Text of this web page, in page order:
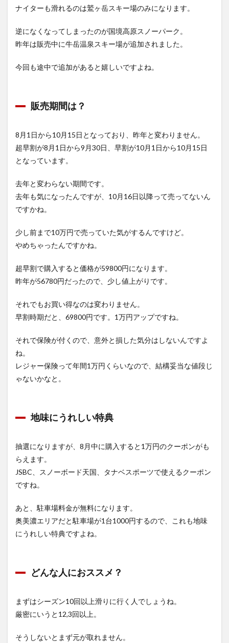
ナイターも滑れるのは鷲ヶ岳スキー場のみになります。
逆になくなってしまったのが国境高原スノーパーク。
昨年は販売中に牛岳温泉スキー場が追加されました。
今回も途中で追加があると嬉しいですよね。
販売期間は？
8月1日から10月15日となっており、昨年と変わりません。
超早割が8月1日から9月30日、早割が10月1日から10月15日
となっています。
去年と変わらない期間です。
去年も気になったんですが、10月16日以降って売ってないん
ですかね。
少し前まで10万円で売っていた気がするんですけど。
やめちゃったんですかね。
超早割で購入すると価格が59800円になります。
昨年が56780円だったので、少し値上がりです。
それでもお買い得なのは変わりません。
早割時期だと、69800円です。1万円アップですね。
それで保険が付くので、意外と損した気分はしないんですよ
ね。
レジャー保険って年間1万円くらいなので、結構妥当な値段じ
ゃないかなと。
地味にうれしい特典
抽選になりますが、8月中に購入すると1万円のクーポンがも
らえます。
JSBC、スノーボード天国、タナベスポーツで使えるクーポン
ですね。
あと、駐車場料金が無料になります。
奥美濃エリアだと駐車場が1台1000円するので、これも地味
にうれしい特典ですよね。
どんな人におススメ？
まずはシーズン10回以上滑りに行く人でしょうね。
厳密にいうと12,3回以上。
そうしないとまず元が取れません。